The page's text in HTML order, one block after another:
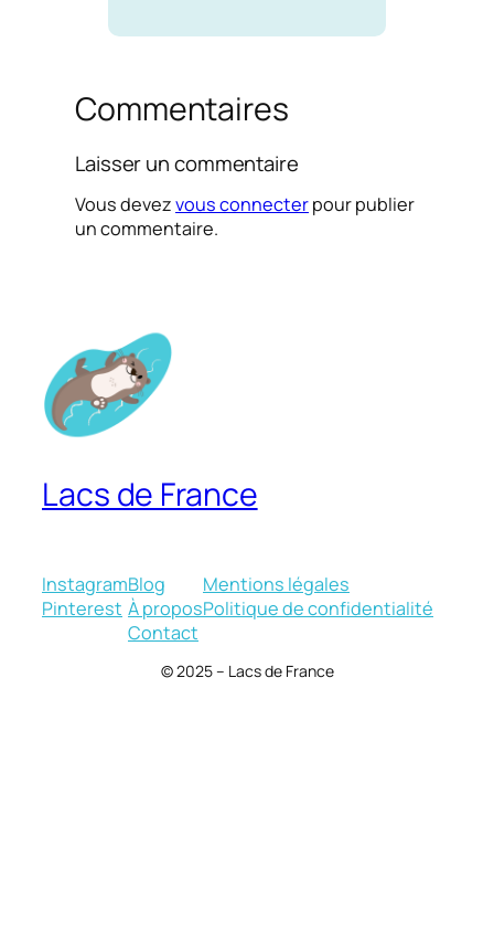
Commentaires
Laisser un commentaire
Vous devezvous connecterpour publier
un commentaire.
Lacs de France
Instagram
Pinterest
Blog
À propos
Contact
Mentions légales
Politique de confidentialité
© 2025 – Lacs de France